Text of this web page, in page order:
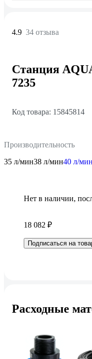
4.9 34 отзыва
Станция
7235
Код товара: 15845814
Производительность
35 л/мин38 л/мин40 л/мин
Нет в наличии,
18 082 ₽
Подписаться на
Расходные